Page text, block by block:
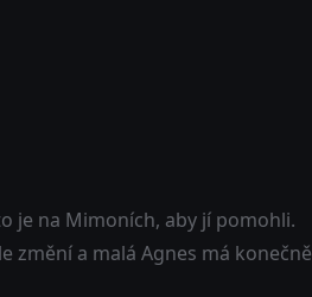
je na Mimoních, aby jí pomohli.
změní a malá Agnes má konečně